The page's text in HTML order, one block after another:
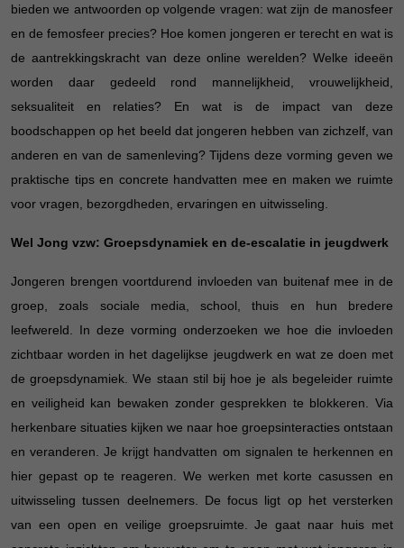
bieden we antwoorden op volgende vragen: wat zijn de manosfeer
en de femosfeer precies? Hoe komen jongeren er terecht en wat is
de aantrekkingskracht van deze online werelden? Welke ideeën
worden daar gedeeld rond mannelijkheid, vrouwelijkheid,
seksualiteit en relaties? En wat is de impact van deze
boodschappen op het beeld dat jongeren hebben van zichzelf, van
anderen en van de samenleving? Tijdens deze vorming geven we
praktische tips en concrete handvatten mee en maken we ruimte
voor vragen, bezorgdheden, ervaringen en uitwisseling.
Wel Jong vzw: Groepsdynamiek en de-escalatie in jeugdwerk
Jongeren brengen voortdurend invloeden van buitenaf mee in de
groep, zoals sociale media, school, thuis en hun bredere
leefwereld. In deze vorming onderzoeken we hoe die invloeden
zichtbaar worden in het dagelijkse jeugdwerk en wat ze doen met
de groepsdynamiek. We staan stil bij hoe je als begeleider ruimte
en veiligheid kan bewaken zonder gesprekken te blokkeren. Via
herkenbare situaties kijken we naar hoe groepsinteracties ontstaan
en veranderen. Je krijgt handvatten om signalen te herkennen en
hier gepast op te reageren. We werken met korte casussen en
uitwisseling tussen deelnemers. De focus ligt op het versterken
van een open en veilige groepsruimte. Je gaat naar huis met